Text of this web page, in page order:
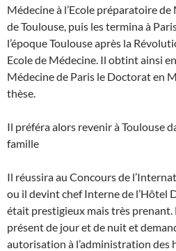
Médecine à l’Ecole préparatoire
de Toulouse, puis les termina à
l’époque Toulouse après la
Ecole de Médecine. Il obtint ainsi
Médecine de Paris le Doctorat en
thèse.
Il préféra alors revenir à Toulouse
famille
Il réussira au Concours de
ou il devint chef Interne de l’Hôtel
était prestigieux mais très
présent de jour et de nuit et
autorisation à l’administration des